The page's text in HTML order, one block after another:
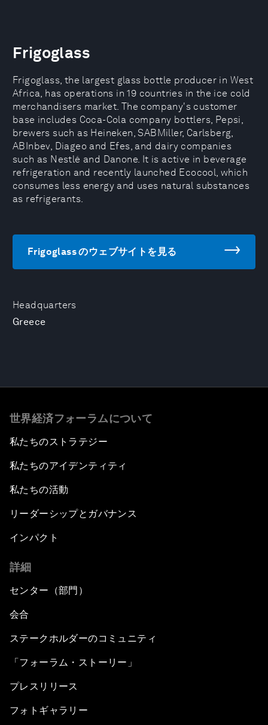
Headquarters
Greece
Frigoglass
Frigoglass, the largest glass bottle producer in West
Africa, has operations in 19 countries in the ice cold
merchandisers market. The company's customer
base includes Coca-Cola company bottlers, Pepsi,
brewers such as Heineken, SABMiller, Carlsberg,
ABInbev, Diageo and Efes, and dairy companies
such as Nestlé and Danone. It is active in beverage
refrigeration and recently launched Ecocool, which
consumes less energy and uses natural substances
as refrigerants.
Frigoglass のウェブサイトを見る
世界経済フォーラムについて
私たちのストラテジー
私たちのアイデンティティ
私たちの活動
リーダーシップとガバナンス
インパクト
詳細
センター（部門）
会合
ステークホルダーのコミュニティ
「フォーラム・ストーリー」
プレスリリース
フォトギャラリー